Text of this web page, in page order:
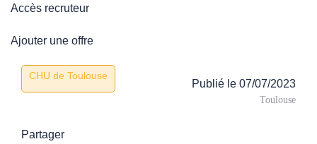
Accès recruteur
Ajouter une offre
CHU de Toulouse
Publié le 07/07/2023
Toulouse
Partager